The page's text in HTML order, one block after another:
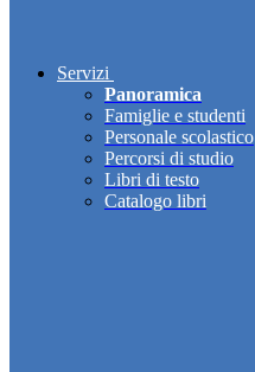
Servizi
Panoramica
Famiglie e studenti
Personale scolastico
Percorsi di studio
Libri di testo
Catalogo libri